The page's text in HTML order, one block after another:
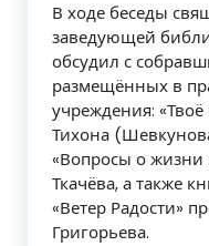
В ходе беседы
заведующей
обсудил с
размещённых в
учреждения:
Тихона
«Вопросы о жизни
Ткачёва, а также
«Ветер Радости»
Григорьева.